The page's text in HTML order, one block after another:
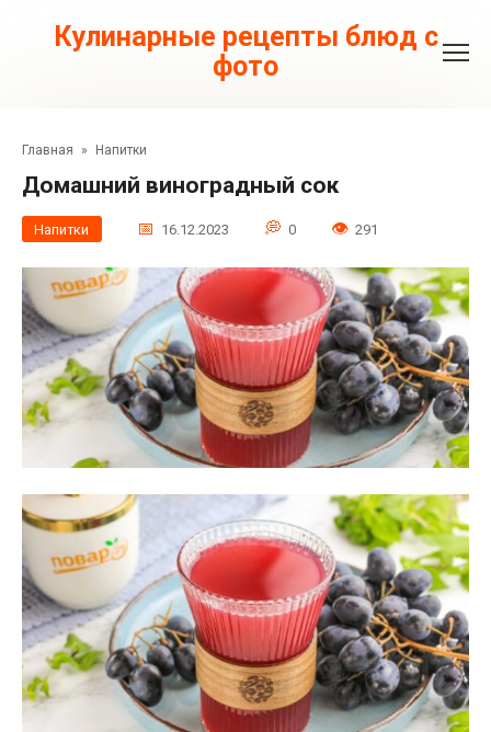
контентуКулинарные рецепты блюд с
фото
Главная » Напитки
Домашний виноградный сок
Напитки 16.12.2023 0 291